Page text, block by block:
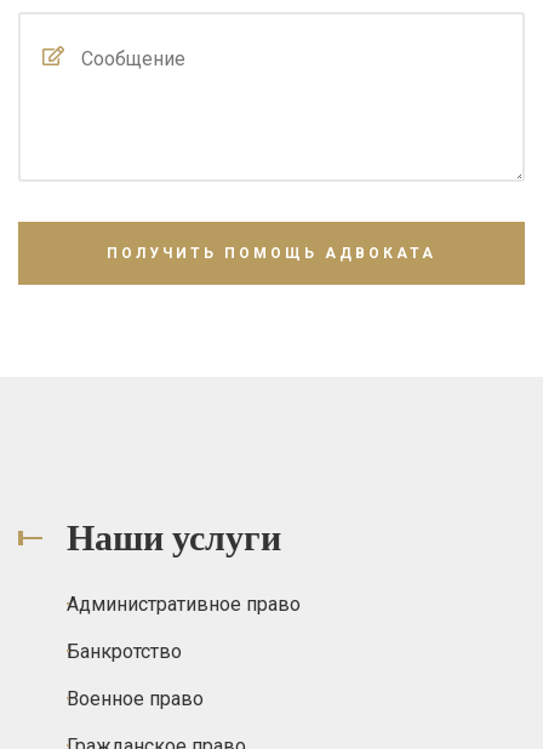
Наши услуги
Административное право
Банкротство
Военное право